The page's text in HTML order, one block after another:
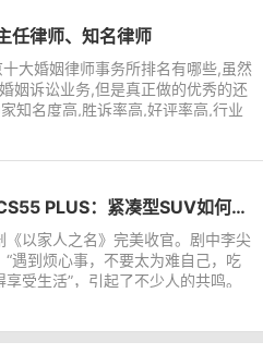
任律师、知名律师
大婚姻律师事务所排名有哪些,虽然
姻诉讼业务,但是真正做的优秀的还
知名度高,胜诉率高,好评率高,行业
哈弗H4对比CS55 PLUS：紧凑型SUV如何选？
《以家人之名》完美收官。剧中李尖
“遇到烦心事，不要太为难自己，吃
受生活”，引起了不少人的共鸣。
力军，年轻一代时刻面对来自各方